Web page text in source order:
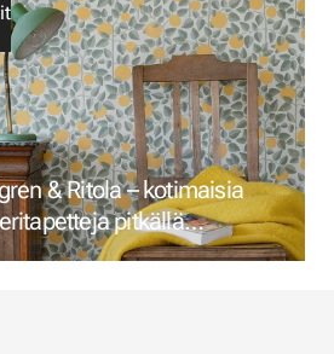
& Ritola – kotimaisia
pitkällä